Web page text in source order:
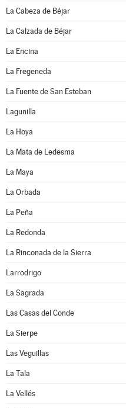
La Cabeza de Béjar
La Calzada de Béjar
La Encina
La Fregeneda
La Fuente de San Esteban
Lagunilla
La Hoya
La Mata de Ledesma
La Maya
La Orbada
La Peña
La Redonda
La Rinconada de la Sierra
Larrodrigo
La Sagrada
Las Casas del Conde
La Sierpe
Las Veguillas
La Tala
La Vellés